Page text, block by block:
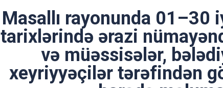
Masallı rayonunda 01–30
tarixlərində ərazi
və müəssisələr,
xeyriyyəçilər tərəfindən